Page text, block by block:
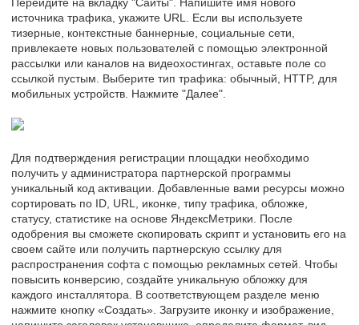
источника трафика, укажите URL. Если вы используете
тизерные, контекстные баннерные, социальные сети,
привлекаете новых пользователей с помощью электронной
рассылки или каналов на видеохостингах, оставьте поле со
ссылкой пустым. Выберите тип трафика: обычный, HTTP, для
мобильных устройств. Нажмите "Далее".
Для подтверждения регистрации площадки необходимо
получить у администратора партнерской программы
уникальный код активации. Добавленные вами ресурсы можно
сортировать по ID, URL, иконке, типу трафика, обложке,
статусу, статистике на основе ЯндексМетрики. После
одобрения вы сможете скопировать скрипт и установить его на
своем сайте или получить партнерскую ссылку для
распространения софта с помощью рекламных сетей. Чтобы
повысить конверсию, создайте уникальную обложку для
каждого инсталлятора. В соответствующем разделе меню
нажмите кнопку «Создать». Загрузите иконку и изображение,